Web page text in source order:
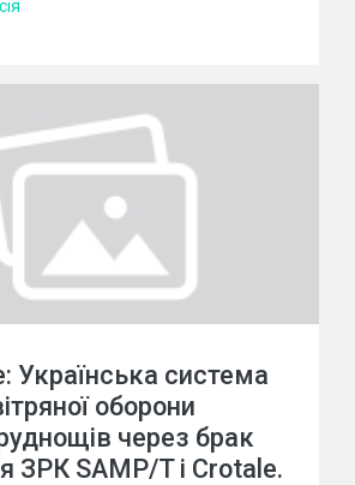
Українська система
оборони
через брак
ЗРК SAMP/T і Crotale.